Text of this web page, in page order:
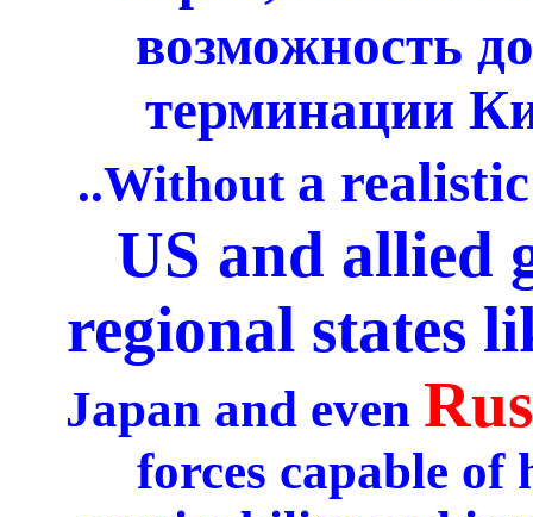
возможность
терминации
..Without a
US and allied
regional states
Japan and even
forces capable